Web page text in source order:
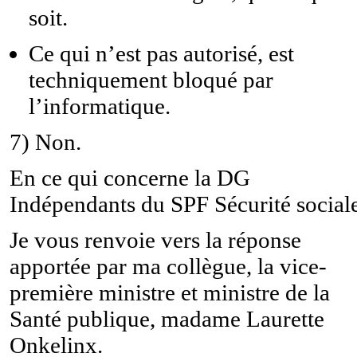
soit.
Ce qui n’est pas autorisé, est
techniquement bloqué par
l’informatique.
7) Non.
En ce qui concerne la DG
Indépendants du SPF Sécurité
Je vous renvoie vers la réponse
apportée par ma collègue, la vice-
première ministre et ministre de la
Santé publique, madame Laurette
Onkelinx.